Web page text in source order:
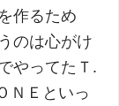
作るため
のは心がけ
やってたＴ.
ＮＥといっ